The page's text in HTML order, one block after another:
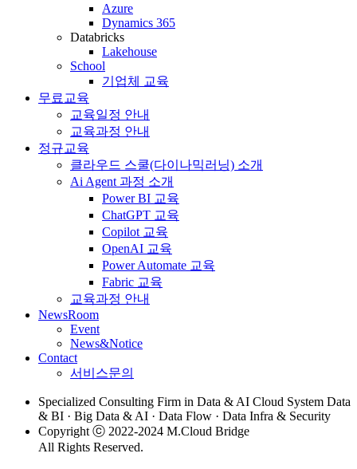
Azure
Dynamics 365
Databricks
Lakehouse
School
기업체 교육
무료교육
교육일정 안내
교육과정 안내
정규교육
클라우드 스쿨(다이나믹러닝) 소개
Ai Agent 과정 소개
Power BI 교육
ChatGPT 교육
Copilot 교육
OpenAI 교육
Power Automate 교육
Fabric 교육
교육과정 안내
NewsRoom
Event
News&Notice
Contact
서비스문의
Specialized Consulting Firm in Data & AI Cloud System Data
& BI · Big Data & AI · Data Flow · Data Infra & Security
Copyright ⓒ 2022-2024 M.Cloud Bridge
All Rights Reserved.